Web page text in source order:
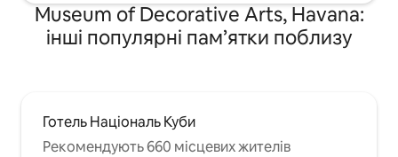
Museum of Decorative Arts, Havana:
інші популярні пам’ятки поблизу
Готель Національ Куби
Рекомендують 660 місцевих жителів